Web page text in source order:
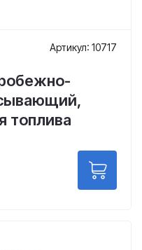
Артикул: 10717
топлива